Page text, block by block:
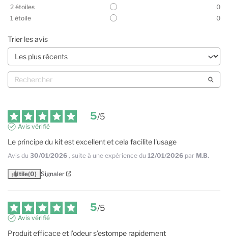
2 étoiles
0
1 étoile 0
Trier les avis
5/5
Avis vérifié
Le principe du kit est excellent et cela facilite l'usage
Avis du 30/01/2026 , suite à une expérience du 12/01/2026 par M.B.
Utile(0) Signaler
5/5
Avis vérifié
Produit efficace et l’odeur s’estompe rapidement